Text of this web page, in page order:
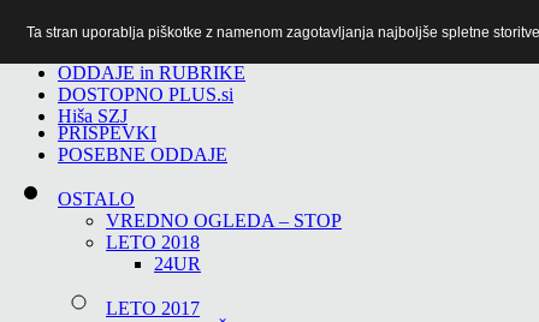
ODDAJE in RUBRIKE
DOSTOPNO PLUS.si
Hiša SZJ
PRISPEVKI
POSEBNE ODDAJE
OSTALO
VREDNO OGLEDA – STOP
LETO 2018
24UR
LETO 2017
Ta stran uporablja piškotke z namenom zagotavljanja najboljše spletne